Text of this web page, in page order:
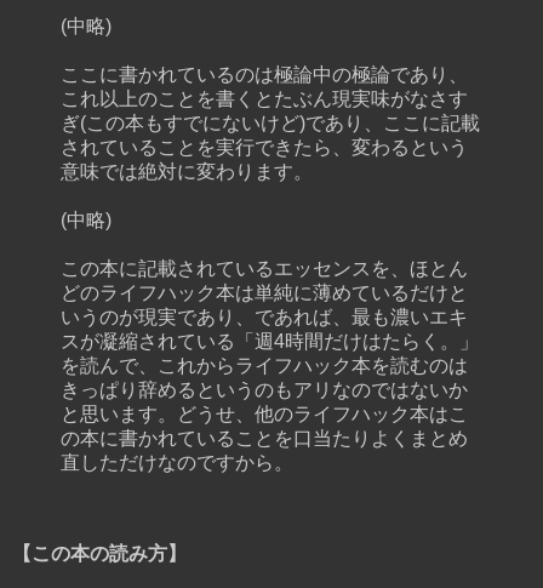
(中略)
ここに書かれているのは極論中の極論であり、
これ以上のことを書くとたぶん現実味がなさす
ぎ(この本もすでにないけど)であり、ここに記載
されていることを実行できたら、変わるという
意味では絶対に変わります。
(中略)
この本に記載されているエッセンスを、ほとん
どのライフハック本は単純に薄めているだけと
いうのが現実であり、であれば、最も濃いエキ
スが凝縮されている「週4時間だけはたらく。」
を読んで、これからライフハック本を読むのは
きっぱり辞めるというのもアリなのではないか
と思います。どうせ、他のライフハック本はこ
の本に書かれていることを口当たりよくまとめ
直しただけなのですから。
【この本の読み方】